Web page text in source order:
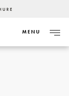
MENU